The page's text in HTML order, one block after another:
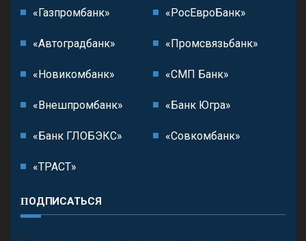
«Газпромбанк» «РосЕвроБанк»
«Автоградбанк» «Промсвязьбанк»
«Новикомбанк» «СМП Банк»
«Внешпромбанк» «Банк Югра»
«Банк ГЛОБЭКС» «Совкомбанк»
«ТРАСТ»
ПОДПИСАТЬСЯ